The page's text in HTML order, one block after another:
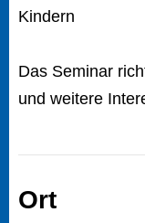
Kindern
Das Seminar
und weitere
Ort